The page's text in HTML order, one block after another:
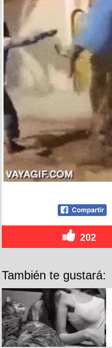
202
También te gustará: